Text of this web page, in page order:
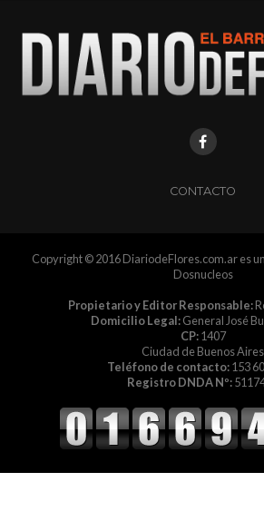
CONTACTO
Copyright © 2016 DiariodeFlores.com.ar es
Dosnucleos
Propietario y Editor Responsable:
Domicilio Legal:General José
CP:1407
Ciudad de Buenos Aires
Teléfono de contacto:153
Registro DNDA Nº: